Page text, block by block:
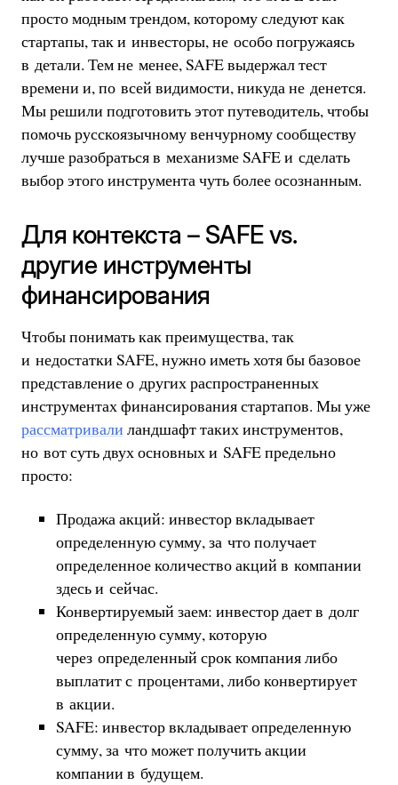
просто модным трендом, которому следуют как
стартапы, так и инвесторы, не особо погружаясь
в детали. Тем не менее, SAFE выдержал тест
времени и, по всей видимости, никуда не денется.
Мы решили подготовить этот путеводитель, чтобы
помочь русскоязычному венчурному сообществу
лучше разобраться в механизме SAFE и сделать
выбор этого инструмента чуть более осознанным.
Для контекста – SAFE vs.
другие инструменты
финансирования
Чтобы понимать как преимущества, так
и недостатки SAFE, нужно иметь хотя бы базовое
представление о других распространенных
инструментах финансирования стартапов. Мы уже
рассматривали ландшафт таких инструментов,
но вот суть двух основных и SAFE предельно
просто:
Продажа акций: инвестор вкладывает
определенную сумму, за что получает
определенное количество акций в компании
здесь и сейчас.
Конвертируемый заем: инвестор дает в долг
определенную сумму, которую
через определенный срок компания либо
выплатит с процентами, либо конвертирует
в акции.
SAFE: инвестор вкладывает определенную
сумму, за что может получить акции
компании в будущем.